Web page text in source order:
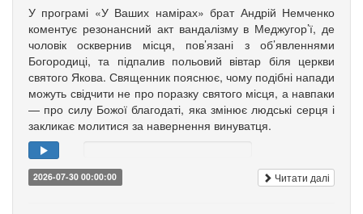
У програмі «У Ваших намірах» брат Андрій Немченко
коментує резонансний акт вандалізму в Меджугор’ї, де
чоловік осквернив місця, пов’язані з об’явленнями
Богородиці, та підпалив польовий вівтар біля церкви
святого Якова. Священник пояснює, чому подібні напади
можуть свідчити не про поразку святого місця, а навпаки
— про силу Божої благодаті, яка змінює людські серця і
закликає молитися за навернення винуватця.
2026-07-30 00:00:00 Читати далі